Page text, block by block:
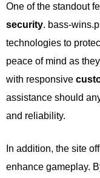
One of the standout
security. bass-
technologies to
peace of mind as
with responsive
assistance should
and reliability.
In addition, the site
enhance gameplay.